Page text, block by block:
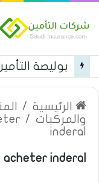
الرئيسية /
والمركبات /
inderal
acheter inderal